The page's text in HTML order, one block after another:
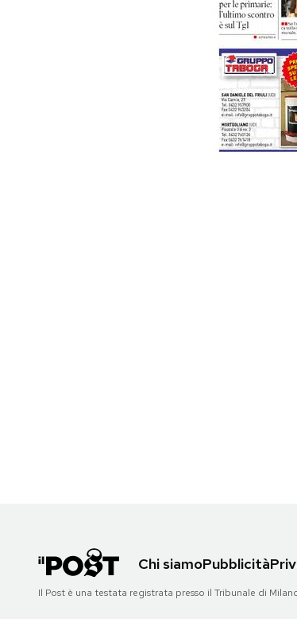
Chi siamoPubblicità
Il Post è una testata registrata presso il Tribunale di